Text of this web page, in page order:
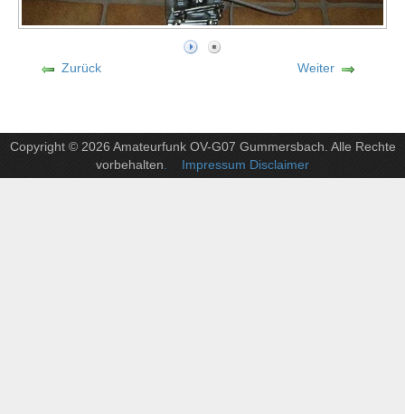
Zurück Weiter
Copyright © 2026 Amateurfunk OV-G07 Gummersbach. Alle Rechte
vorbehalten . Impressum Disclaimer